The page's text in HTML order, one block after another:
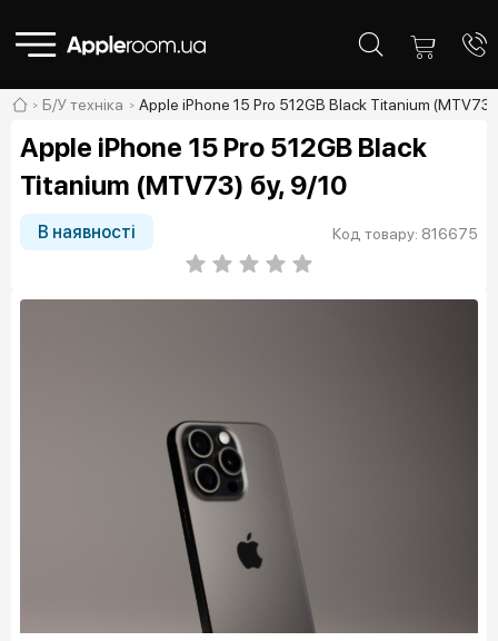
Б/У техніка Apple iPhone 15 Pro 512GB Black Titanium (MTV73)
Apple iPhone 15 Pro 512GB Black
Titanium (MTV73) бу, 9/10
В наявності Код товару: 816675